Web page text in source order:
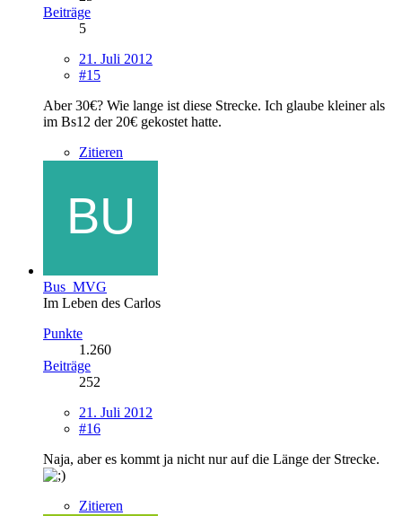
Beiträge
5
21. Juli 2012
#15
Aber 30€? Wie lange ist diese Strecke. Ich glaube kleiner als
im Bs12 der 20€ gekostet hatte.
Zitieren
Bus_MVG
Im Leben des Carlos
Punkte
1.260
Beiträge
252
21. Juli 2012
#16
Naja, aber es kommt ja nicht nur auf die Länge der Strecke.
Zitieren